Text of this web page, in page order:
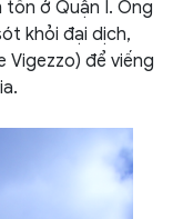
ở Quận I. Ông
khỏi đại dịch,
Vigezzo) để viếng